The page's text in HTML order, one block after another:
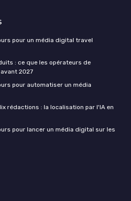
pour un média digital travel
: ce que les opérateurs de
2027
pour automatiser un média
rédactions : la localisation par l'IA en
pour lancer un média digital sur les